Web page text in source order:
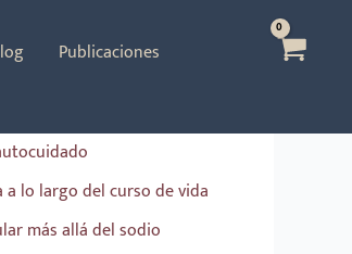
Publicaciones
lo largo del curso de vida
más allá del sodio